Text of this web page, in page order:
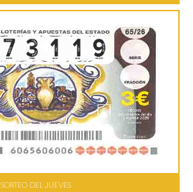
SORTEO DEL JUEVES